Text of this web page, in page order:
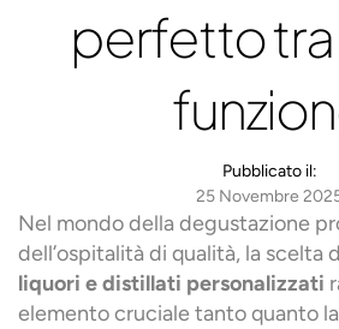
perfetto tra
Pubblicato il:
25 Novembre
Nel mondo della degustazione
dell’ospitalità di qualità, la scelta
liquori e distillati personalizzati
elemento cruciale tanto quanto